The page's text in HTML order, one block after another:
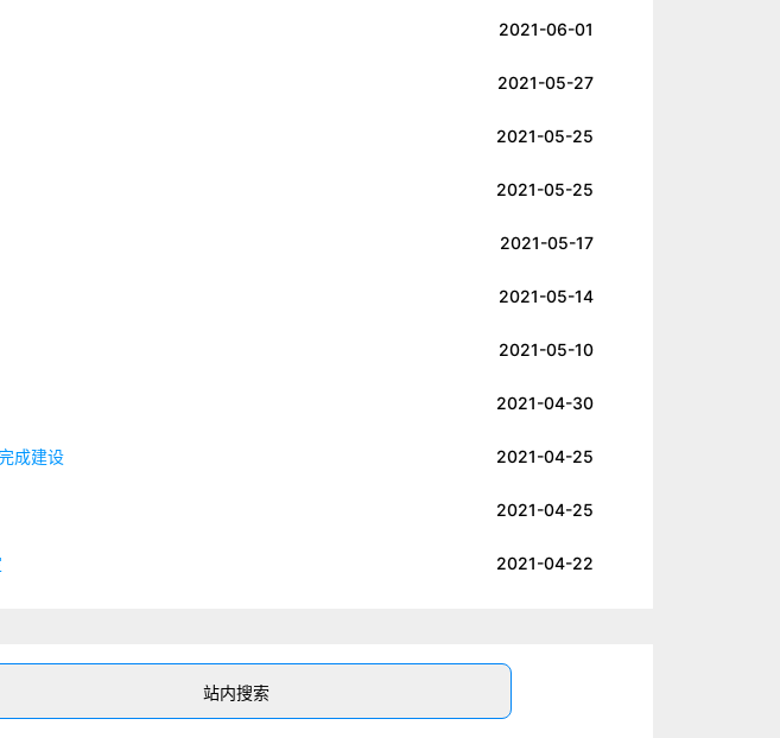
2021-06-01
2021-05-27
2021-05-25
2021-05-25
2021-05-17
2021-05-14
2021-05-10
2021-04-30
成建设 2021-04-25
2021-04-25
2021-04-22